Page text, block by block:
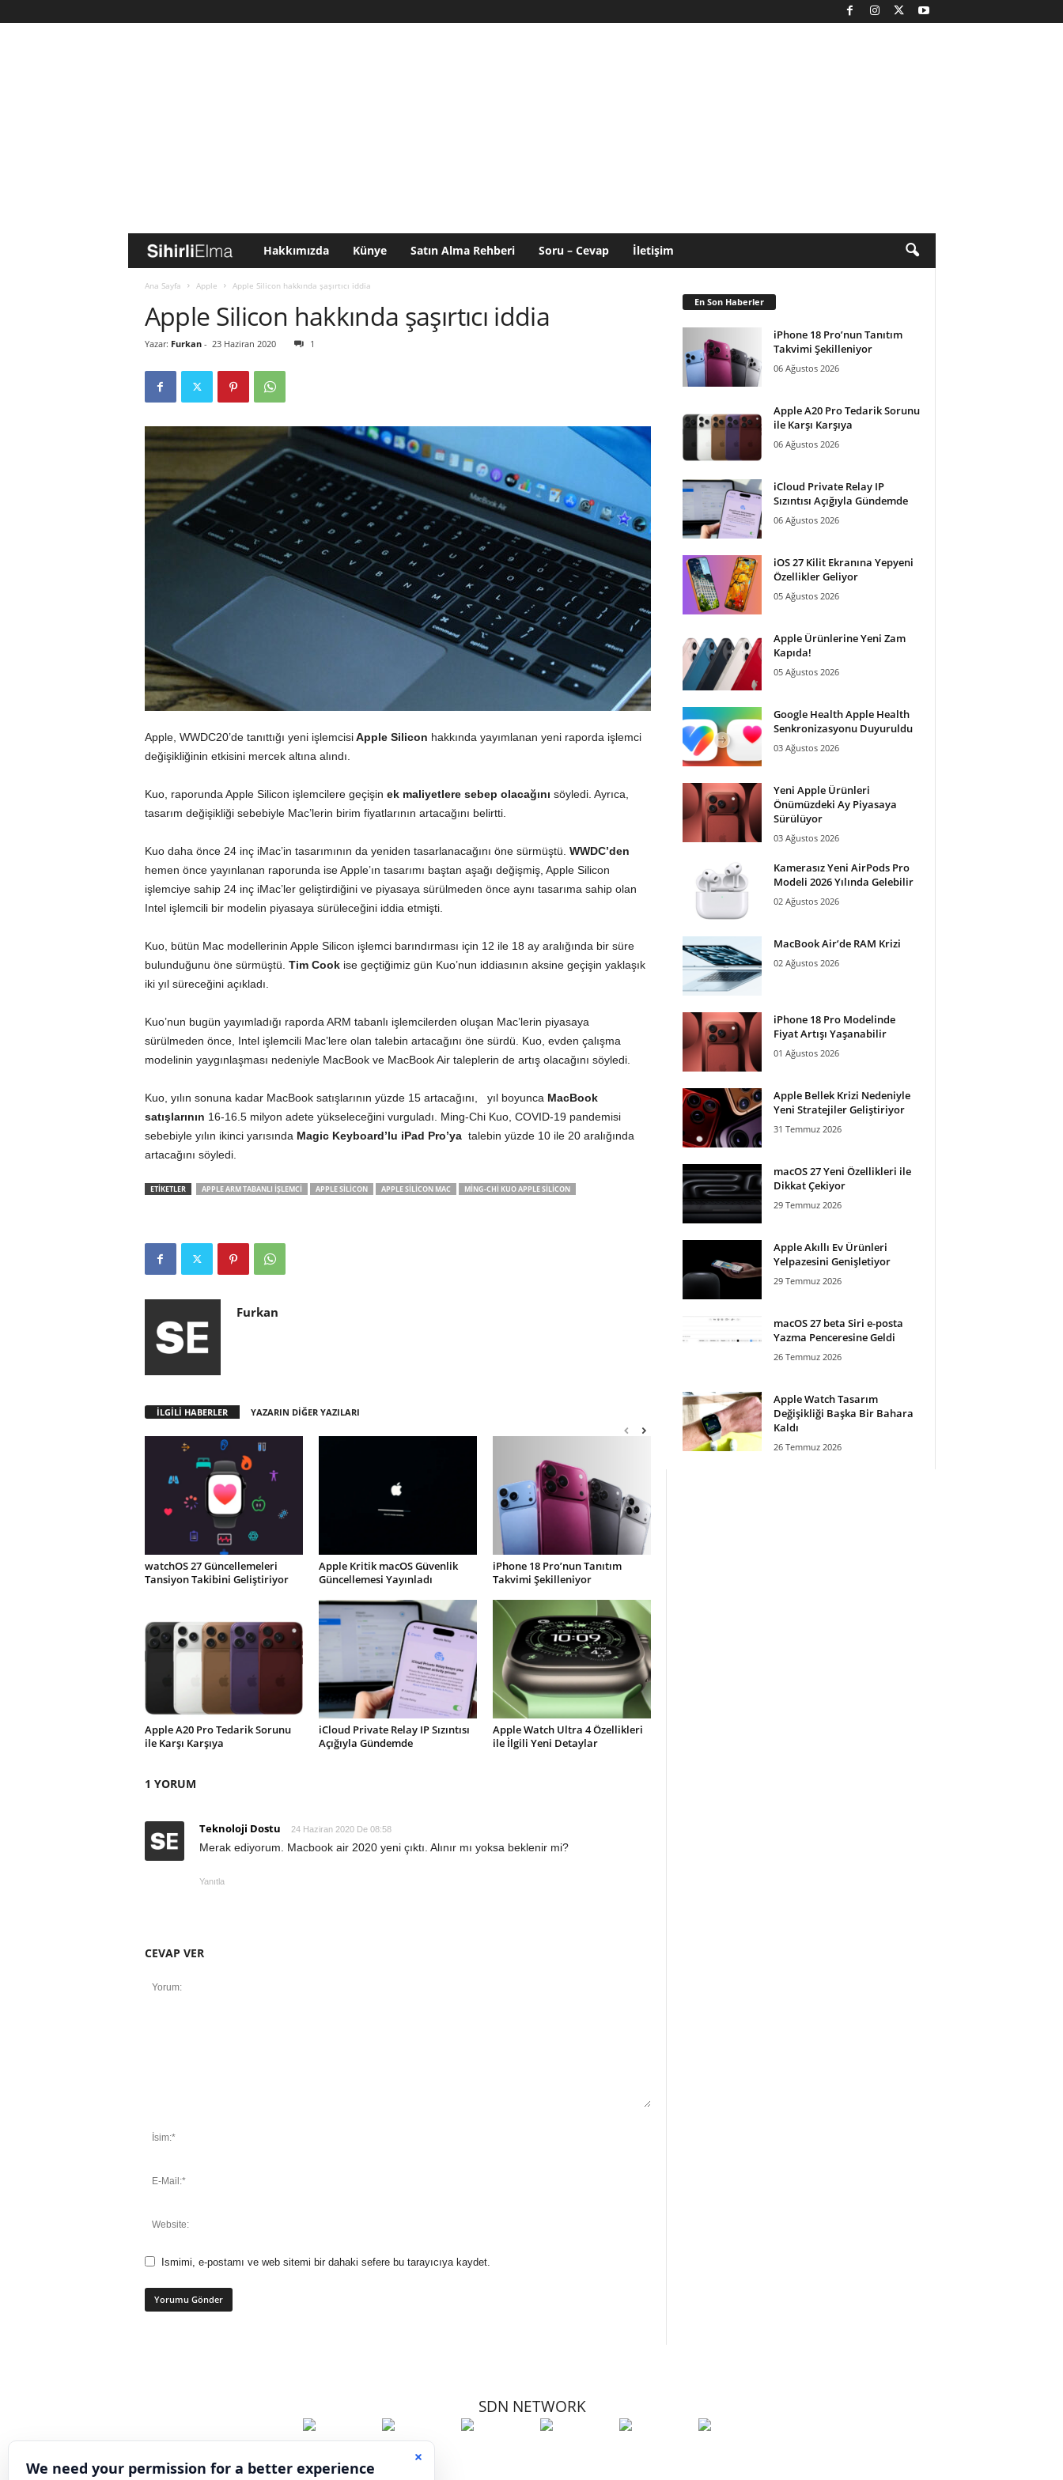
i
h
l
i
m
Hakkımızda Künye Satın Alma Rehberi Soru – Cevap İletişim
Ana Sayfa Apple Apple Silicon hakkında şaşırtıcı iddia
Apple Silicon hakkında şaşırtıcı iddia
Yazar: Furkan- 23 Haziran 2020 1
Apple, WWDC20’de tanıttığı yeni işlemcisiApple Silicon hakkında yayımlanan yeni raporda işlemci
değişikliğinin etkisini mercek altına alındı.
Kuo, raporunda Apple Silicon işlemcilere geçişin ek maliyetlere sebep olacağını söyledi. Ayrıca,
tasarım değişikliği sebebiyle Mac’lerin birim fiyatlarının artacağını belirtti.
Kuo daha önce 24 inç iMac’in tasarımının da yeniden tasarlanacağını öne sürmüştü. WWDC’den
hemen önce yayınlanan raporunda ise Apple’ın tasarımı baştan aşağı değişmiş, Apple Silicon
işlemciye sahip 24 inç iMac’ler geliştirdiğini ve piyasaya sürülmeden önce aynı tasarıma sahip olan
Intel işlemcili bir modelin piyasaya sürüleceğini iddia etmişti.
Kuo, bütün Mac modellerinin Apple Silicon işlemci barındırması için 12 ile 18 ay aralığında bir süre
bulunduğunu öne sürmüştü. Tim Cookise geçtiğimiz gün Kuo’nun iddiasının aksine geçişin yaklaşık
iki yıl süreceğini açıkladı.
Kuo’nun bugün yayımladığı raporda ARM tabanlı işlemcilerden oluşan Mac’lerin piyasaya
sürülmeden önce, Intel işlemcili Mac’lere olan talebin artacağını öne sürdü. Kuo, evden çalışma
modelinin yaygınlaşması nedeniyle MacBook ve MacBook Air taleplerin de artış olacağını söyledi.
Kuo, yılın sonuna kadar MacBook satışlarının yüzde 15 artacağını, yıl boyunca MacBook
satışlarının 16-16.5 milyon adete yükseleceğini vurguladı. Ming-Chi Kuo, COVID-19 pandemisi
sebebiyle yılın ikinci yarısında Magic Keyboard’lu iPad Pro’ya talebin yüzde 10 ile 20 aralığında
artacağını söyledi.
ETİKETLER APPLE ARM TABANLI IŞLEMCI APPLE SILICON APPLE SILICON MAC MING-CHI KUO APPLE SILICON
Furkan
İLGİLİ HABERLER YAZARIN DİĞER YAZILARI
watchOS 27 Güncellemeleri
Tansiyon Takibini Geliştiriyor
Apple Kritik macOS Güvenlik
Güncellemesi Yayınladı
iPhone 18 Pro’nun Tanıtım
Takvimi Şekilleniyor
Apple A20 Pro Tedarik Sorunu
ile Karşı Karşıya
iCloud Private Relay IP Sızıntısı
Açığıyla Gündemde
Apple Watch Ultra 4 Özellikleri
ile İlgili Yeni Detaylar
1 YORUM
Teknoloji Dostu 24 Haziran 2020 De 08:58
Merak ediyorum. Macbook air 2020 yeni çıktı. Alınır mı yoksa beklenir mi?
Yanıtla
CEVAP VER
Ismimi, e-postamı ve web sitemi bir dahaki sefere bu tarayıcıya kaydet.
En Son Haberler
iPhone 18 Pro’nun Tanıtım
Takvimi Şekilleniyor
06 Ağustos 2026
Apple A20 Pro Tedarik Sorunu
ile Karşı Karşıya
06 Ağustos 2026
iCloud Private Relay IP
Sızıntısı Açığıyla Gündemde
06 Ağustos 2026
iOS 27 Kilit Ekranına Yepyeni
Özellikler Geliyor
05 Ağustos 2026
Apple Ürünlerine Yeni Zam
Kapıda!
05 Ağustos 2026
Google Health Apple Health
Senkronizasyonu Duyuruldu
03 Ağustos 2026
Yeni Apple Ürünleri
Önümüzdeki Ay Piyasaya
Sürülüyor
03 Ağustos 2026
Kamerasız Yeni AirPods Pro
Modeli 2026 Yılında Gelebilir
02 Ağustos 2026
MacBook Air’de RAM Krizi
02 Ağustos 2026
iPhone 18 Pro Modelinde
Fiyat Artışı Yaşanabilir
01 Ağustos 2026
Apple Bellek Krizi Nedeniyle
Yeni Stratejiler Geliştiriyor
31 Temmuz 2026
macOS 27 Yeni Özellikleri ile
Dikkat Çekiyor
29 Temmuz 2026
Apple Akıllı Ev Ürünleri
Yelpazesini Genişletiyor
29 Temmuz 2026
macOS 27 beta Siri e-posta
Yazma Penceresine Geldi
26 Temmuz 2026
Apple Watch Tasarım
Değişikliği Başka Bir Bahara
Kaldı
26 Temmuz 2026
SDN NETWORK